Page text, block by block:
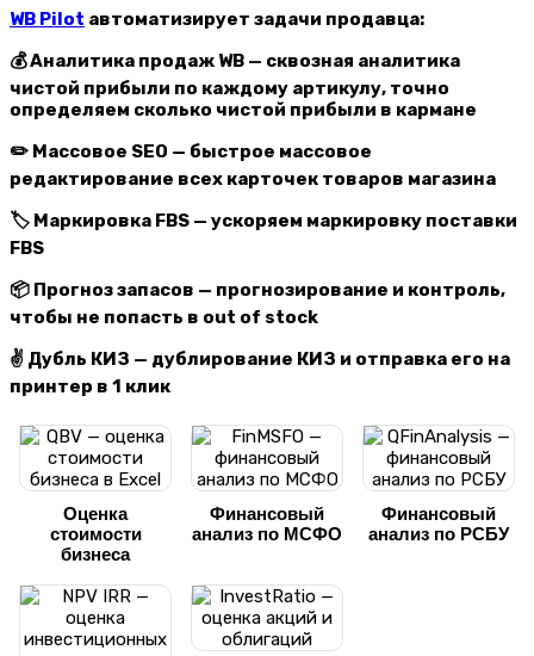
WB Pilot автоматизирует задачи продавца:
💰 Аналитика продаж WB — сквозная аналитика
чистой прибыли по каждому артикулу, точно
определяем сколько чистой прибыли в кармане
✏️ Массовое SEO — быстрое массовое
редактирование всех карточек товаров магазина
🏷 Маркировка FBS — ускоряем маркировку поставки
FBS
📦 Прогноз запасов — прогнозирование и контроль,
чтобы не попасть в out of stock
✌️ Дубль КИЗ — дублирование КИЗ и отправка его на
принтер в 1 клик
Оценка
стоимости
бизнеса
Финансовый
анализ по МСФО
Финансовый
анализ по РСБУ